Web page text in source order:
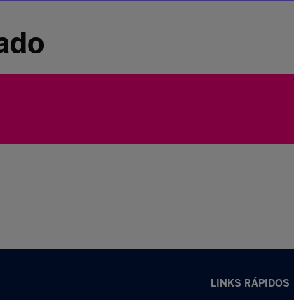
LINKS RÁPIDOS